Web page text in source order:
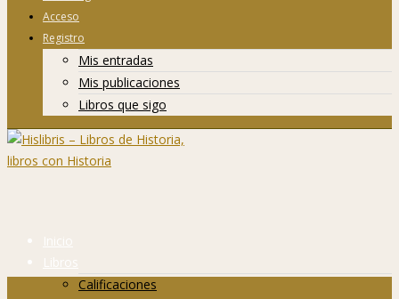
Acceso
Registro
Mis entradas
Mis publicaciones
Libros que sigo
Inicio
Libros
Calificaciones